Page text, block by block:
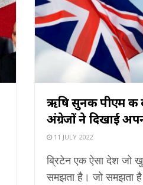
ऋषि सुनक पीएम
अंग्रेजों ने दिखाई
11 JULY 2022
ब्रिटेन एक ऐसा देश जो
समझता है। जो समझता